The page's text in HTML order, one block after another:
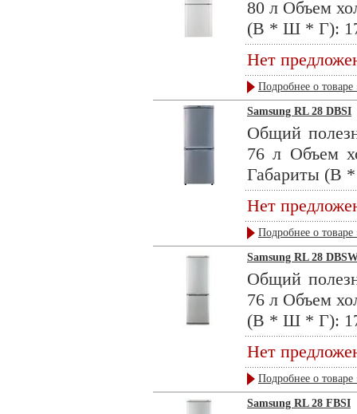
80 л Объем
(В * Ш * Г):
Нет
Подробнее о товаре
Samsung RL 28 DBSI
Общий
76 л Объем
Габариты (В
Нет
Подробнее о товаре
Samsung RL 28
Общий
76 л Объем
(В * Ш * Г):
Нет
Подробнее о товаре
Samsung RL 28 FBSI